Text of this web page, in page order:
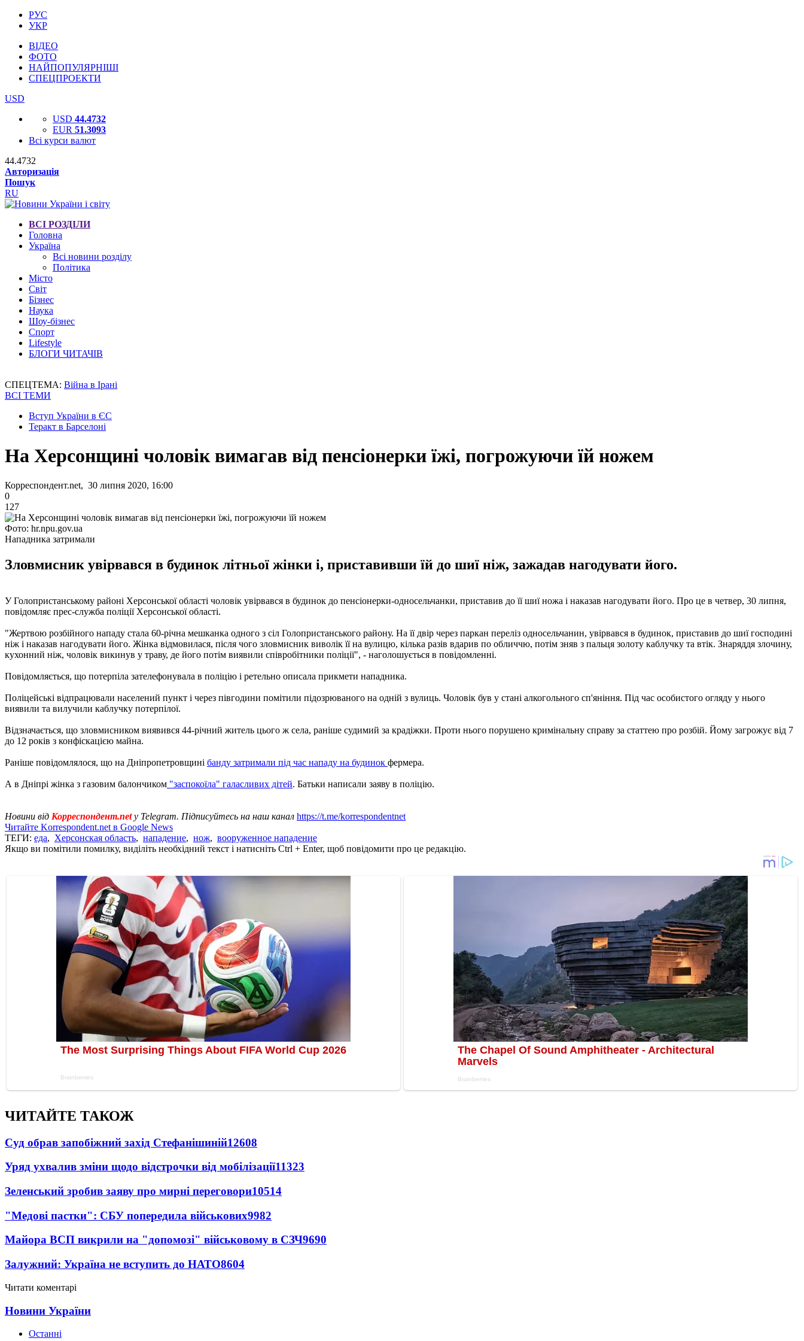
РУС
УКР
ВІДЕО
ФОТО
НАЙПОПУЛЯРНІШІ
СПЕЦПРОЕКТИ
USD
USD 44.4732
EUR 51.3093
Всі курси валют
44.4732
Авторизація
Пошук
RU
ВСІ РОЗДІЛИ
Головна
Україна
Всі новини розділу
Політика
Місто
Світ
Бізнес
Наука
Шоу-бізнес
Спорт
Lifestyle
БЛОГИ ЧИТАЧІВ
СПЕЦТЕМА: Війна в Ірані
ВСІ ТЕМИ
Вступ України в ЄС
Теракт в Барселоні
На Херсонщині чоловік вимагав від пенсіонерки їжі, погрожуючи їй ножем
Корреспондент.net, 30 липня 2020, 16:00
0
127
Фото: hr.npu.gov.ua
Нападника затримали
Зловмисник увірвався в будинок літньої жінки і, приставивши їй до шиї ніж, зажадав нагодувати його.
У Голопристанському районі Херсонської області чоловік увірвався в будинок до пенсіонерки-односельчанки, приставив до її шиї ножа і наказав нагодувати його. Про це в четвер, 30 липня,
повідомляє прес-служба поліції Херсонської області.
"Жертвою розбійного нападу стала 60-річна мешканка одного з сіл Голопристанського району. На її двір через паркан переліз односельчанин, увірвався в будинок, приставив до шиї господині
ніж і наказав нагодувати його. Жінка відмовилася, після чого зловмисник виволік її на вулицю, кілька разів вдарив по обличчю, потім зняв з пальця золоту каблучку та втік. Знаряддя злочину,
кухонний ніж, чоловік викинув у траву, де його потім виявили співробітники поліції", - наголошується в повідомленні.
Повідомляється, що потерпіла зателефонувала в поліцію і ретельно описала прикмети нападника.
Поліцейські відпрацювали населений пункт і через півгодини помітили підозрюваного на одній з вулиць. Чоловік був у стані алкогольного сп'яніння. Під час особистого огляду у нього
виявили та вилучили каблучку потерпілої.
Відзначається, що зловмисником виявився 44-річний житель цього ж села, раніше судимий за крадіжки. Проти нього порушено кримінальну справу за статтею про розбій. Йому загрожує від 7
до 12 років з конфіскацією майна.
Раніше повідомлялося, що на Дніпропетровщині банду затримали під час нападу на будинок фермера.
А в Дніпрі жінка з газовим балончиком "заспокоїла" галасливих дітей. Батьки написали заяву в поліцію.
Новини від Корреспондент.net у Telegram. Підписуйтесь на наш канал https://t.me/korrespondentnet
Читайте Korrespondent.net в Google News
ТЕГИ: еда, Херсонская область, нападение, нож, вооруженное нападение
Якщо ви помітили помилку, виділіть необхідний текст і натисніть Ctrl + Enter, щоб повідомити про це редакцію.
ЧИТАЙТЕ ТАКОЖ
Суд обрав запобіжний захід Стефанішиній12608
Уряд ухвалив зміни щодо відстрочки від мобілізації11323
Зеленський зробив заяву про мирні переговори10514
"Медові пастки": СБУ попередила військових9982
Майора ВСП викрили на "допомозі" військовому в СЗЧ9690
Залужний: Україна не вступить до НАТО8604
Читати коментарі
Новини України
Останні